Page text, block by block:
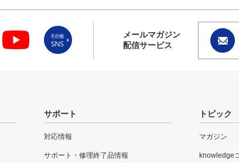
メールマガジン
配信サービス
サポート
対応情報
サポート・修理終了品情報
トピック
マガジン
knowledge